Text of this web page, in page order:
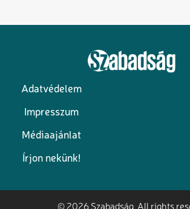
Lábléc
Adatvédelem
Impresszum
Médiaajánlat
Írjon nekünk!
© 2026 Szabadság, All rights